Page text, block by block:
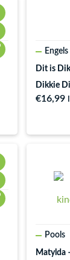
Engels
Dit is
Dikkie
€16,99
Pools
Matylda